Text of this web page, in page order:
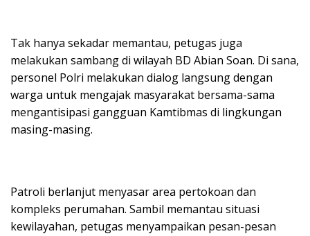
​Tak hanya sekadar memantau, petugas juga
melakukan sambang di wilayah BD Abian Soan. Di sana,
personel Polri melakukan dialog langsung dengan
warga untuk mengajak masyarakat bersama-sama
mengantisipasi gangguan Kamtibmas di lingkungan
masing-masing.
​Patroli berlanjut menyasar area pertokoan dan
kompleks perumahan. Sambil memantau situasi
kewilayahan, petugas menyampaikan pesan-pesan